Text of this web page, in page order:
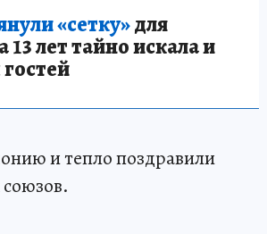
«сетку»для
лет тайно искала и
и тепло поздравили